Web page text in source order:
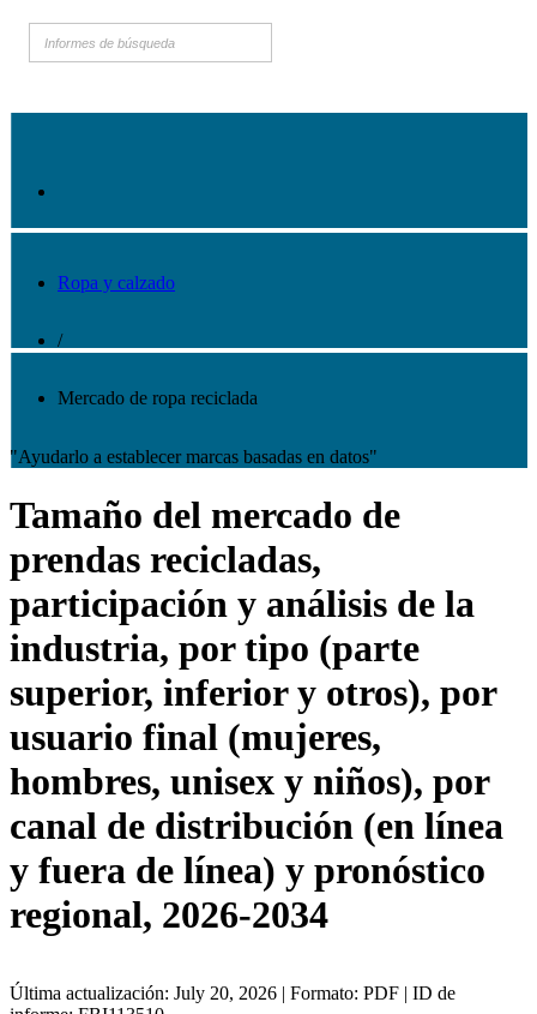
Ropa y calzado
/
Mercado de ropa reciclada
"Ayudarlo a establecer marcas basadas en datos"
Tamaño del mercado de
prendas recicladas,
participación y análisis de la
industria, por tipo (parte
superior, inferior y otros), por
usuario final (mujeres,
hombres, unisex y niños), por
canal de distribución (en línea
y fuera de línea) y pronóstico
regional, 2026-2034
Última actualización: July 20, 2026 | Formato: PDF | ID de